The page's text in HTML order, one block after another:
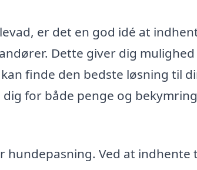
er det en god idé at
Dette giver dig
finde den bedste løsning til
for både penge og
Ved at indhente